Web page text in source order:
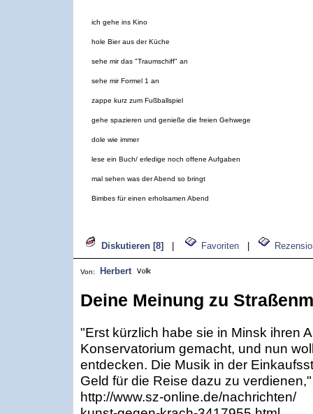
ich gehe ins Kino
hole Bier aus der Küche
sehe mir das "Traumschiff" an
sehe mir Formel 1 an
zappe kurz zum Fußballspiel
gehe spazieren und genieße die freien Gehwege
dole wie immer
lese ein Buch/ erledige noch offene Aufgaben
mal sehen was der Abend so bringt
Bimbes für einen erholsamen Abend
Diskutieren [8] Favoriten
Von: Herbert
Deine Meinung zu
"Erst kürzlich habe sie in Minsk ihren
Konservatorium gemacht, und nun
entdecken. Die Musik in der
Geld für die Reise dazu zu verdienen,"
http://www.sz-online.de/nachrichten/